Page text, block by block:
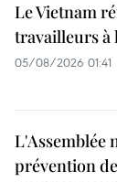
Le Vietnam
travailleurs à
05/08/2026 01:41
L'Assemblée
prévention